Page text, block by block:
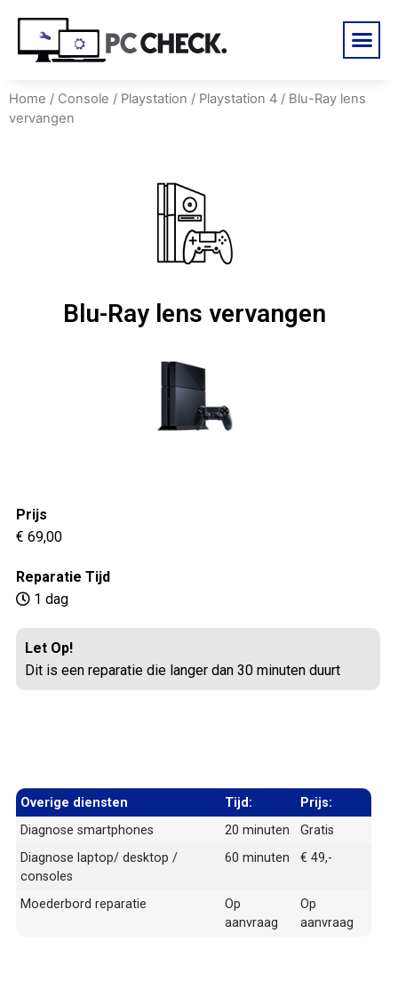
Home / Console / Playstation / Playstation 4 / Blu-Ray lens
vervangen
Blu-Ray lens vervangen
Prijs
€ 69,00
Reparatie Tijd
1 dag
Let Op!
Dit is een reparatie die langer dan 30 minuten duurt
Overige diensten Tijd:
Prijs:
Diagnose smartphones
20 minuten
Gratis
Diagnose laptop/ desktop /
consoles
60 minuten € 49,-
Moederbord reparatie
Op
aanvraag
Op
aanvraag